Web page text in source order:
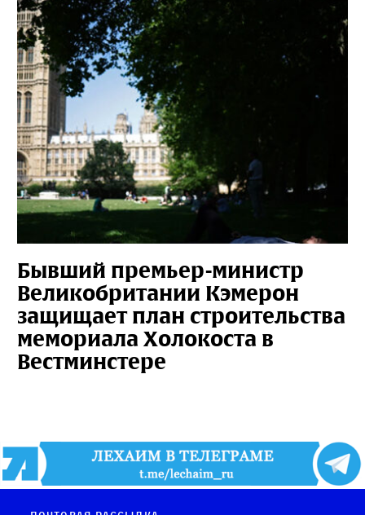
Бывший премьер-министр
Великобритании Кэмерон
защищает план строительства
мемориала Холокоста в
Вестминстере